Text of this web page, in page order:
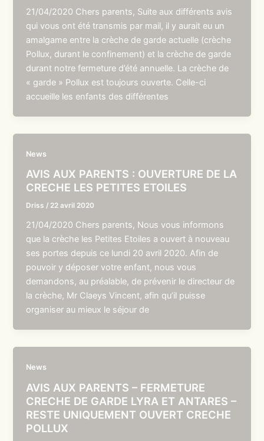
21/04/2020 Chers parents, Suite aux différents avis
qui vous ont été transmis par mail, il y aurait eu un
amalgame entre la crèche de garde actuelle (crèche
Pollux, durant le confinement) et la crèche de garde
durant notre fermeture d’été annuelle. La crèche de
« garde » Pollux est toujours ouverte. Celle-ci
accueille les enfants des différentes
News
AVIS AUX PARENTS : OUVERTURE DE LA
CRECHE LES PETITES ETOILES
Driss / 22 avril 2020
21/04/2020 Chers parents, Nous vous informons
que la crèche les Petites Etoiles a ouvert à nouveau
ses portes depuis ce lundi 20 avril 2020. Afin de
pouvoir y déposer votre enfant, nous vous
demandons, au préalable, de prévenir le directeur de
la crèche, Mr Claeys Vincent, afin qu’il puisse
organiser au mieux le séjour de
News
AVIS AUX PARENTS – FERMETURE
CRECHE DE GARDE LYRA ET ANTARES –
RESTE UNIQUEMENT OUVERT CRECHE
POLLUX